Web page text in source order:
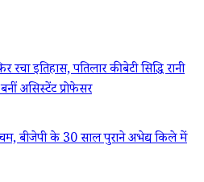
रचा इतिहास, पतिलार की बेटी सिद्धि रानी
असिस्टेंट प्रोफेसर
बीजेपी के 30 साल पुराने अभेद्य किले में